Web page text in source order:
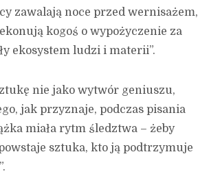
zawalają noce przed wernisażem,
kogoś o wypożyczenie za
ekosystem ludzi i materii”.
nie jako wytwór geniuszu,
jak przyznaje, podczas pisania
miała rytm śledztwa – żeby
sztuka, kto ją podtrzymuje